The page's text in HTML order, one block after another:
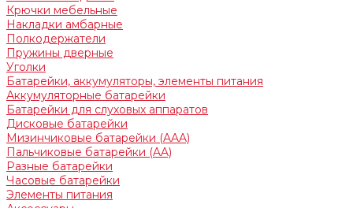
Крючки мебельные
Накладки амбарные
Полкодержатели
Пружины дверные
Уголки
Батарейки, аккумуляторы, элементы питания
Аккумуляторные батарейки
Батарейки для слуховых аппаратов
Дисковые батарейки
Мизинчиковые батарейки (AAA)
Пальчиковые батарейки (AA)
Разные батарейки
Часовые батарейки
Элементы питания